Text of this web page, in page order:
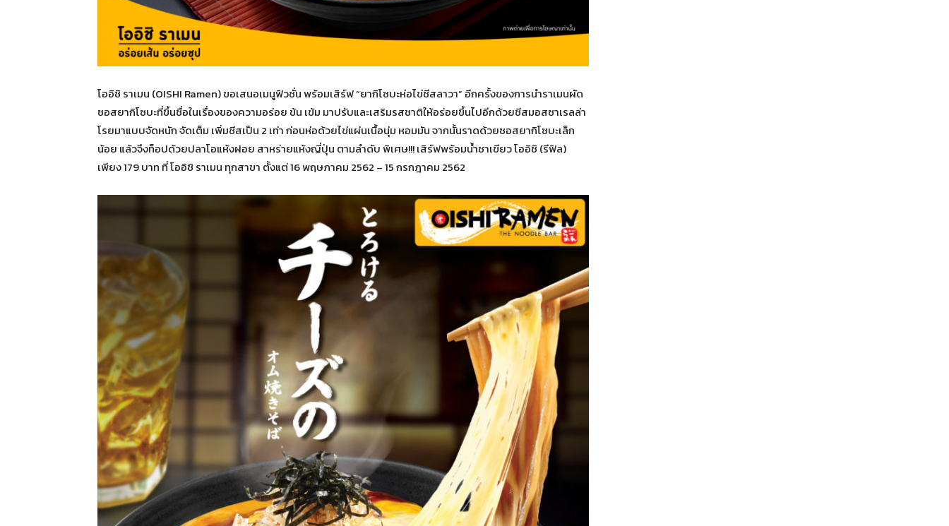
โออิชิ ราเมน (OISHI Ramen) ขอเสนอเมนูฟิวชั่น พร้อมเสิร์ฟ “ยากิโซบะห่อไข่ชีสลาวา” อีกครั้งของการนำราเมนผัด
ซอสยากิโซบะที่ขึ้นชื่อในเรื่องของความอร่อย ข้น เข้ม มาปรับและเสริมรสชาติให้อร่อยขึ้นไปอีกด้วยชีสมอสซาเรลล่า
โรยมาแบบจัดหนัก จัดเต็ม เพิ่มชีสเป็น 2 เท่า ก่อนห่อด้วยไข่แผ่นเนื้อนุ่ม หอมมัน จากนั้นราดด้วยซอสยากิโซบะเล็ก
น้อย แล้วจึงท็อปด้วยปลาโอแห้งฝอย สาหร่ายแห้งญี่ปุ่น ตามลำดับ พิเศษ!!! เสิร์ฟพร้อมน้ำชาเขียว โออิชิ (รีฟิล)
เพียง 179 บาท ที่ โออิชิ ราเมน ทุกสาขา ตั้งแต่ 16 พฤษภาคม 2562 – 15 กรกฎาคม 2562